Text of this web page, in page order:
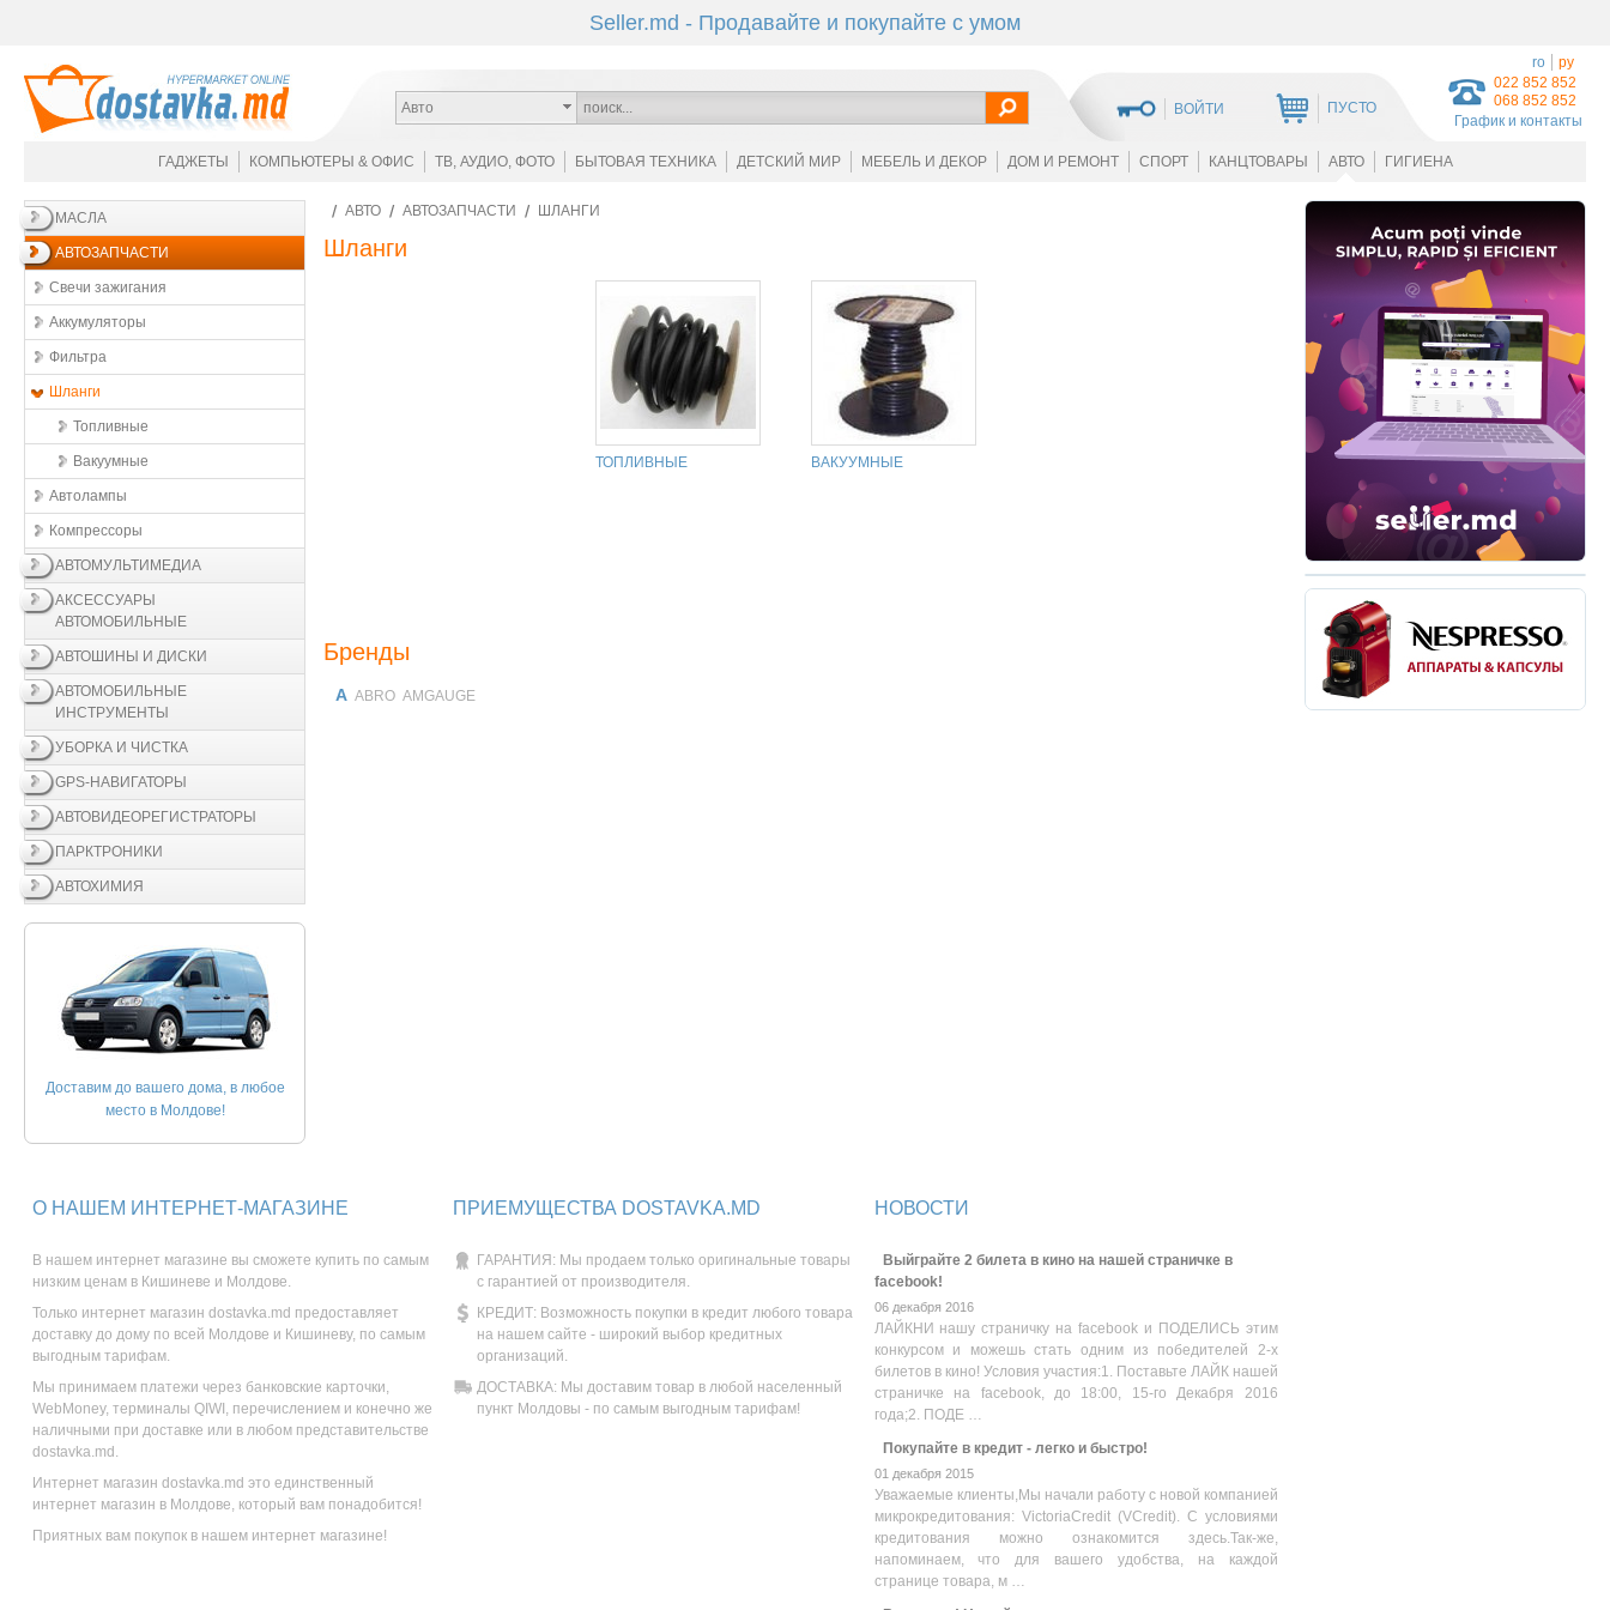
Seller.md - Продавайте и покупайте с умом
022 852 852
068 852 852
График и контакты
Авто ВОЙТИ ПУСТО
ro ру
ГАДЖЕТЫ КОМПЬЮТЕРЫ & ОФИС ТВ, АУДИО, ФОТО БЫТОВАЯ ТЕХНИКА ДЕТСКИЙ МИР МЕБЕЛЬ И ДЕКОР ДОМ И РЕМОНТ СПОРТ КАНЦТОВАРЫ АВТО ГИГИЕНА
МАСЛА
АВТОЗАПЧАСТИ
Свечи зажигания
Аккумуляторы
Фильтра
Шланги
Топливные
Вакуумные
Автолампы
Компрессоры
АВТОМУЛЬТИМЕДИА
АКСЕССУАРЫ
АВТОМОБИЛЬНЫЕ
АВТОШИНЫ И ДИСКИ
АВТОМОБИЛЬНЫЕ
ИНСТРУМЕНТЫ
УБОРКА И ЧИСТКА
GPS-НАВИГАТОРЫ
АВТОВИДЕОРЕГИСТРАТОРЫ
ПАРКТРОНИКИ
АВТОХИМИЯ
Доставим до вашего дома, в любое
место в Молдове!
АВТО АВТОЗАПЧАСТИ ШЛАНГИ
Шланги
ТОПЛИВНЫЕ ВАКУУМНЫЕ
Бренды
A ABRO AMGAUGE
О НАШЕМ ИНТЕРНЕТ-МАГАЗИНЕ
В нашем интернет магазине вы сможете купить по самым
низким ценам в Кишиневе и Молдове.
Только интернет магазин dostavka.md предоставляет
доставку до дому по всей Молдове и Кишиневу, по самым
выгодным тарифам.
Мы принимаем платежи через банковские карточки,
WebMoney, терминалы QIWI, перечислением и конечно же
наличными при доставке или в любом представительстве
dostavka.md.
Интернет магазин dostavka.md это единственный
интернет магазин в Молдове, который вам понадобится!
Приятных вам покупок в нашем интернет магазине!
ПРИЕМУЩЕСТВА DOSTAVKA.MD
ГАРАНТИЯ: Мы продаем только оригинальные товары
с гарантией от производителя.
КРЕДИТ: Возможность покупки в кредит любого товара
на нашем сайте - широкий выбор кредитных
организаций.
ДОСТАВКА: Мы доставим товар в любой населенный
пункт Молдовы - по самым выгодным тарифам!
НОВОСТИ
Выйграйте 2 билета в кино на нашей страничке в
facebook!
06 декабря 2016
ЛАЙКНИ нашу страничку на facebook и ПОДЕЛИСЬ этим
конкурсом и можешь стать одним из победителей 2-х
билетов в кино! Условия участия:1. Поставьте ЛАЙК нашей
страничке на facebook, до 18:00, 15-го Декабря 2016
года;2. ПОДЕ …
Покупайте в кредит - легко и быстро!
01 декабря 2015
Уважаемые клиенты,Мы начали работу с новой компанией
микрокредитования: VictoriaCredit (VCredit). С условиями
кредитования можно ознакомится здесь.Так-же,
напоминаем, что для вашего удобства, на каждой
странице товара, м …